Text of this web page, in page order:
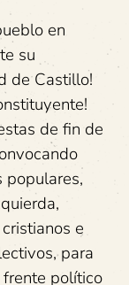
en
su
de Castillo!
de fin de
populares,
e
para
político